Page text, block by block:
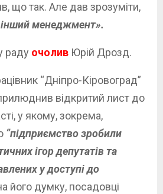
що так. Але дав зрозуміти,
менеджмент».
раду очолив Юрій Дрозд.
“Дніпро-Кіровоград”
відкритий лист до
у якому, зокрема,
“підприємство зробили
ігор депутатів та
у доступі до
його думку, посадовці